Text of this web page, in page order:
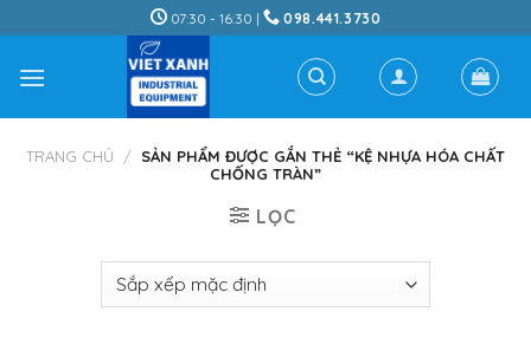
to
content
07:30 - 16:30 | 098.441.3730
TRANG CHỦ / SẢN PHẨM ĐƯỢC GẮN THẺ “KỆ NHỰA HÓA CHẤT
CHỐNG TRÀN”
LỌC